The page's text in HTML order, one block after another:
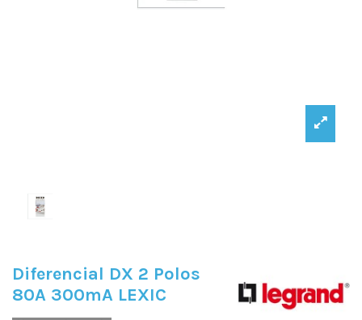
Diferencial DX 2 Polos
80A 300mA LEXIC